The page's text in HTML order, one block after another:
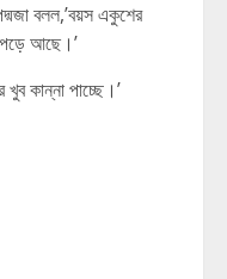
বলল,’বয়স একুশের
আছে।’
কান্না পাচ্ছে।’